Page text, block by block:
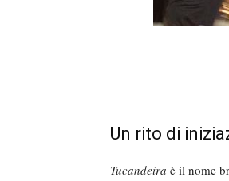
Un rito di
Tucandeira è il nome